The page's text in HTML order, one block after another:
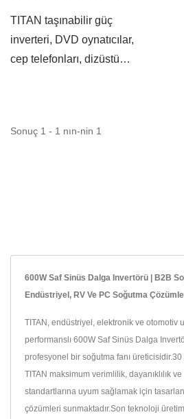
TITAN taşınabilir güç
inverteri, DVD oynatıcılar,
cep telefonları, dizüstü
Sonuç 1 - 1 nın-nin 1
600W Saf Sinüs Dalga Invertörü | B2B
Endüstriyel, RV Ve PC Soğutma
TITAN, endüstriyel, elektronik ve otomotiv
performanslı 600W Saf Sinüs Dalga
profesyonel bir soğutma fanı üreticisidir.30
TITAN maksimum verimlilik, dayanıklılık
standartlarına uyum sağlamak için
çözümleri sunmaktadır.Son teknoloji